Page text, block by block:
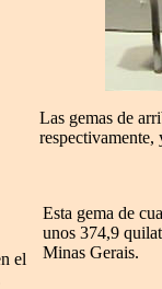
el
Las gemas de
Esta gema de
unos 374,9
Minas Gerais.